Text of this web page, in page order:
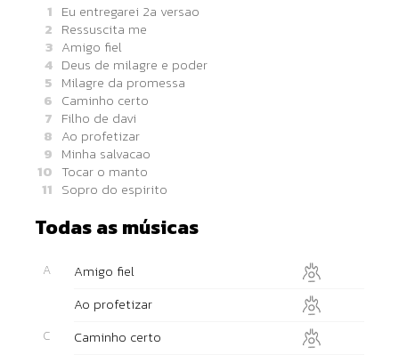
1 Eu entregarei 2a versao
2 Ressuscita me
3 Amigo fiel
4 Deus de milagre e poder
5 Milagre da promessa
6 Caminho certo
7 Filho de davi
8 Ao profetizar
9 Minha salvacao
10 Tocar o manto
11 Sopro do espirito
Todas as músicas
A
Amigo fiel
Ao profetizar
C Caminho certo